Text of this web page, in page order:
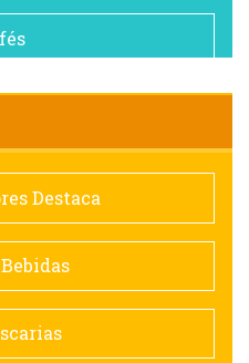
Destaca